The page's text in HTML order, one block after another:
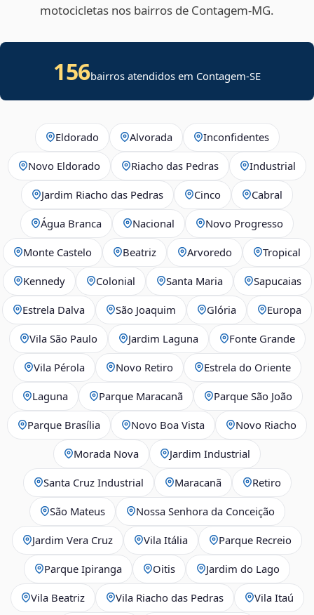
motocicletas nos bairros de Contagem‑MG.
156bairros atendidos em Contagem-SE
Eldorado Alvorada Inconfidentes
Novo Eldorado Riacho das Pedras Industrial
Jardim Riacho das Pedras Cinco Cabral
Água Branca Nacional Novo Progresso
Monte Castelo Beatriz Arvoredo Tropical
Kennedy Colonial Santa Maria Sapucaias
Estrela Dalva São Joaquim Glória Europa
Vila São Paulo Jardim Laguna Fonte Grande
Vila Pérola Novo Retiro Estrela do Oriente
Laguna Parque Maracanã Parque São João
Parque Brasília Novo Boa Vista Novo Riacho
Morada Nova Jardim Industrial
Santa Cruz Industrial Maracanã Retiro
São Mateus Nossa Senhora da Conceição
Jardim Vera Cruz Vila Itália Parque Recreio
Parque Ipiranga Oitis Jardim do Lago
Vila Beatriz Vila Riacho das Pedras Vila Itaú